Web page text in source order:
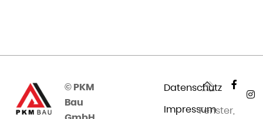
© PKM
Bau
Datenschutz
ImpressumFenster,